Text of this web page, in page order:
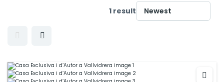
1 result